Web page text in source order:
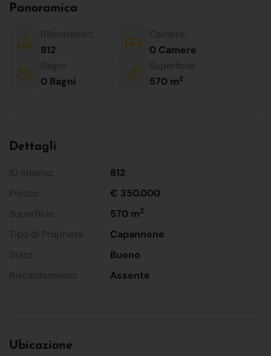
Panoramica
Riferimento:
812
Camere:
0 Camere
Bagni:
0 Bagni
Superficie:
570 m2
Dettagli
ID Interno:
812
Prezzo:
€ 350.000
Superficie:
570 m2
Tipo di Proprietà:
Capannone
Stato:
Buono
Riscaldamento:
Assente
Ubicazione